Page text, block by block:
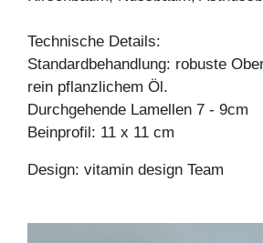
Technische Details:
Standardbehandlung: robuste
rein pflanzlichem Öl.
Durchgehende Lamellen 7 - 9cm
Beinprofil: 11 x 11 cm
Design: vitamin design Team